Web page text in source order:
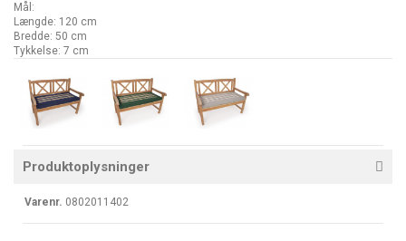
Mål:
Længde: 120 cm
Bredde: 50 cm
Tykkelse: 7 cm
Produktoplysninger
Varenr. 0802011402